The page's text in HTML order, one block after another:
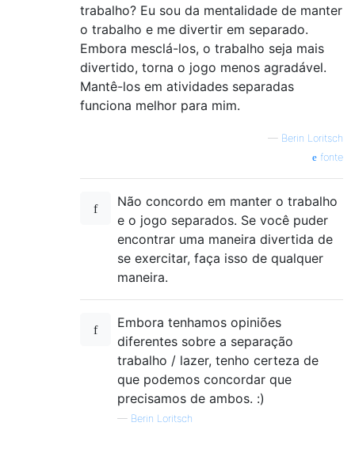
trabalho? Eu sou da mentalidade de manter
o trabalho e me divertir em separado.
Embora mesclá-los, o trabalho seja mais
divertido, torna o jogo menos agradável.
Mantê-los em atividades separadas
funciona melhor para mim.
— Berin Loritsch
fonte
Não concordo em manter o trabalho
e o jogo separados. Se você puder
encontrar uma maneira divertida de
se exercitar, faça isso de qualquer
maneira.
Embora tenhamos opiniões
diferentes sobre a separação
trabalho / lazer, tenho certeza de
que podemos concordar que
precisamos de ambos. :)
— Berin Loritsch